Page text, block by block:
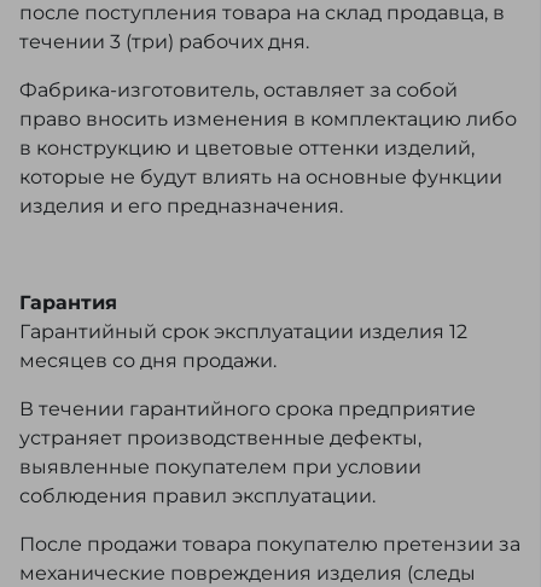
после поступления товара на склад продавца, в
течении 3 (три) рабочих дня.
Фабрика-изготовитель, оставляет за собой
право вносить изменения в комплектацию либо
в конструкцию и цветовые оттенки изделий,
которые не будут влиять на основные функции
изделия и его предназначения.
Гарантия
Гарантийный срок эксплуатации изделия 12
месяцев со дня продажи.
В течении гарантийного срока предприятие
устраняет производственные дефекты,
выявленные покупателем при условии
соблюдения правил эксплуатации.
После продажи товара покупателю претензии за
механические повреждения изделия (следы